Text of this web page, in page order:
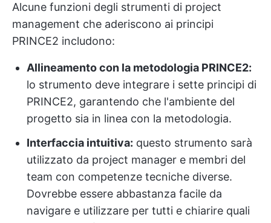
Alcune funzioni degli strumenti di project
management che aderiscono ai principi
PRINCE2 includono:
Allineamento con la metodologia PRINCE2:
lo strumento deve integrare i sette principi di
PRINCE2, garantendo che l'ambiente del
progetto sia in linea con la metodologia.
Interfaccia intuitiva: questo strumento sarà
utilizzato da project manager e membri del
team con competenze tecniche diverse.
Dovrebbe essere abbastanza facile da
navigare e utilizzare per tutti e chiarire quali